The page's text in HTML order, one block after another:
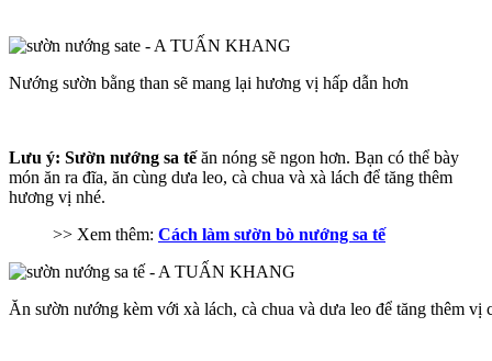
Nướng sườn bằng than sẽ mang lại hương vị hấp dẫn hơn
Lưu ý: Sườn nướng sa tếăn nóng sẽ ngon hơn. Bạn có thể bày
món ăn ra đĩa, ăn cùng dưa leo, cà chua và xà lách để tăng thêm
hương vị nhé.
>> Xem thêm: Cách làm sườn bò nướng sa tế
Ăn sườn nướng kèm với xà lách, cà chua và dưa leo để tăng thêm vị